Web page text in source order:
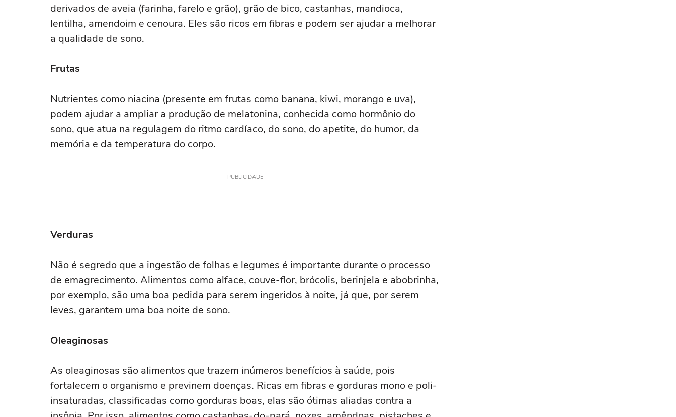
derivados de aveia (farinha, farelo e grão), grão de bico, castanhas, mandioca,
lentilha, amendoim e cenoura. Eles são ricos em fibras e podem ser ajudar a melhorar
a qualidade de sono.
Frutas
Nutrientes como niacina (presente em frutas como banana, kiwi, morango e uva),
podem ajudar a ampliar a produção de melatonina, conhecida como hormônio do
sono, que atua na regulagem do ritmo cardíaco, do sono, do apetite, do humor, da
memória e da temperatura do corpo.
PUBLICIDADE
Verduras
Não é segredo que a ingestão de folhas e legumes é importante durante o processo
de emagrecimento. Alimentos como alface, couve-flor, brócolis, berinjela e abobrinha,
por exemplo, são uma boa pedida para serem ingeridos à noite, já que, por serem
leves, garantem uma boa noite de sono.
Oleaginosas
As oleaginosas são alimentos que trazem inúmeros benefícios à saúde, pois
fortalecem o organismo e previnem doenças. Ricas em fibras e gorduras mono e poli-
insaturadas, classificadas como gorduras boas, elas são ótimas aliadas contra a